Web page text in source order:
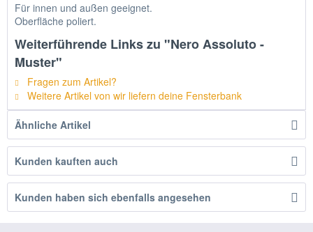
Für innen und außen geeignet.
Oberfläche poliert.
Weiterführende Links zu "Nero Assoluto -
Muster"
Fragen zum Artikel?
Weitere Artikel von wir liefern deine Fensterbank
Ähnliche Artikel
Kunden kauften auch
Kunden haben sich ebenfalls angesehen